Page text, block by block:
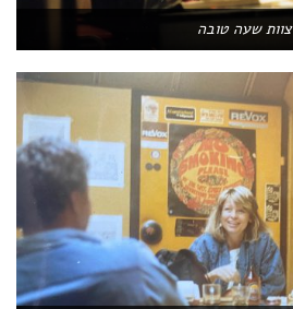
צוות שעה טובה